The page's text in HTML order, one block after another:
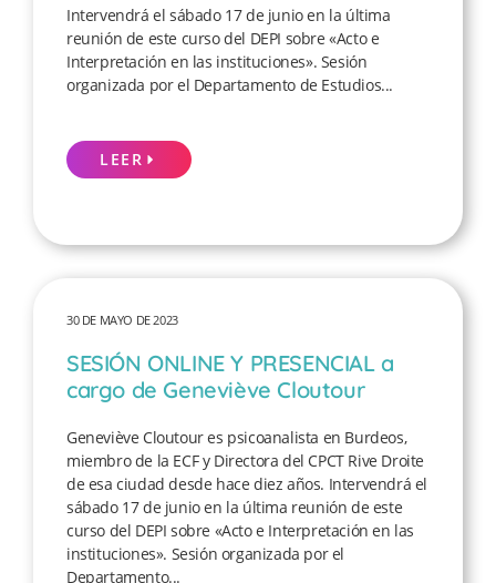
Intervendrá el sábado 17 de junio en la última
reunión de este curso del DEPI sobre «Acto e
Interpretación en las instituciones». Sesión
organizada por el Departamento de Estudios...
LEER
30 DE MAYO DE 2023
SESIÓN ONLINE Y PRESENCIAL a
cargo de Geneviève Cloutour
Geneviève Cloutour es psicoanalista en Burdeos,
miembro de la ECF y Directora del CPCT Rive Droite
de esa ciudad desde hace diez años. Intervendrá el
sábado 17 de junio en la última reunión de este
curso del DEPI sobre «Acto e Interpretación en las
instituciones». Sesión organizada por el
Departamento...